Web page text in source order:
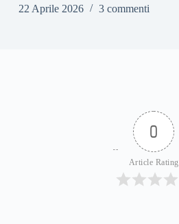
22 Aprile 2026
3 commenti
0
Article Rating